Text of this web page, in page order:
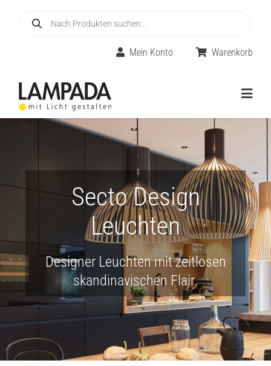
search
Mein Konto Warenkorb
Innenleuchten
Außenleuchten
Lichtplanung
Marken
Secto Design
Leuchten
Designer Leuchten mit zeitlosen
skandinavischen Flair.